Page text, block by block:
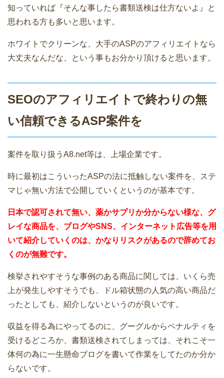
知っていれば『そんな事したら書類送検は仕方ないよ』と
思われる方も多いと思います。
ホワイトでクリーンな、大手のASPのアフィリエイトなら
大丈夫なんだな、という事もお分かり頂けると思います。
SEOのアフィリエイトで終わりの無
い信頼できるASP案件を
案件を取り扱うA8.net等は、上場企業です。
時に最初はこういったASPの法に抵触しない案件を、ステ
マじゃ無い方法で公開していくというのが基本です。
日本で認可されて無い、薬かサプリか分からない様な、グ
レイな商品を、ブログやSNS、インターネット広告等を用
いて紹介していくのは、かなりリスクがあるので辞めてお
くのが無難です。
検挙されやすそうな事例のある商品に関しては、いくら売
上が発生しやすそうでも、ドル箱状態の人気の高い商品だ
ったとしても、紹介しないというのが良いです。
収益を得る為にやってるのに、グーグルからペナルティを
受けるどころか、書類送検されてしまっては、それこそ一
体何の為に一生懸命ブログを書いて作業をしてたのか分か
らないです。